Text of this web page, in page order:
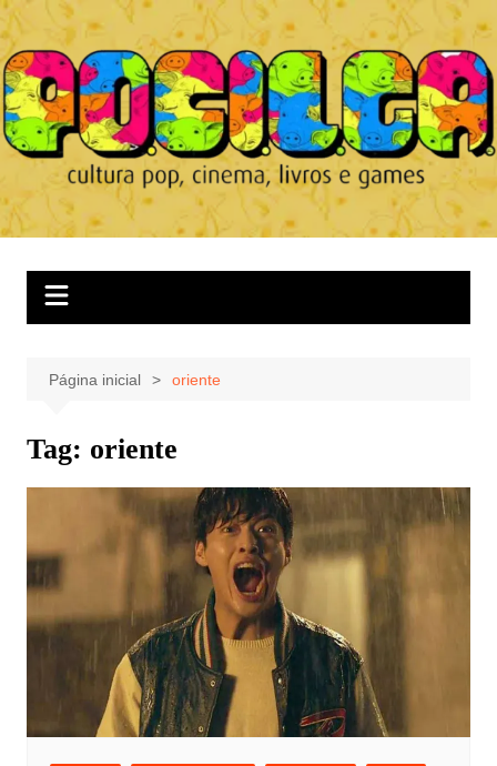
Ir
para
o
conteúdo
Página inicial oriente
Tag: oriente